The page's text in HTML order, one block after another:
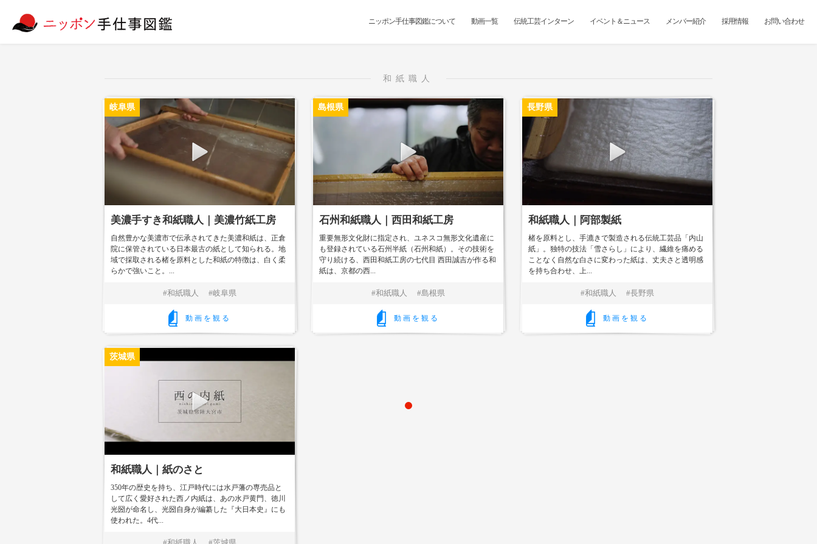
ニッポン手仕事図鑑について 動画一覧 伝統工芸インターン イベント＆ニュース メンバー紹介 採用情報 お問い合わせ
和紙職人
岐阜県
美濃手すき和紙職人｜美濃竹紙工房
自然豊かな美濃市で伝承されてきた美濃和紙は、正倉
院に保管されている日本最古の紙として知られる。地
域で採取される楮を原料とした和紙の特徴は、白く柔
らかで強いこと。...
和紙職人 岐阜県
動画を観る
島根県
石州和紙職人｜西田和紙工房
重要無形文化財に指定され、ユネスコ無形文化遺産に
も登録されている石州半紙（石州和紙）。その技術を
守り続ける、西田和紙工房の七代目 西田誠吉が作る和
紙は、京都の西...
和紙職人 島根県
動画を観る
長野県
和紙職人｜阿部製紙
楮を原料とし、手漉きで製造される伝統工芸品「内山
紙」。独特の技法「雪さらし」により、繊維を痛める
ことなく自然な白さに変わった紙は、丈夫さと透明感
を持ち合わせ、上...
和紙職人 長野県
動画を観る
茨城県
和紙職人｜紙のさと
350年の歴史を持ち、江戸時代には水戸藩の専売品と
して広く愛好された西ノ内紙は、あの水戸黄門、徳川
光圀が命名し、光圀自身が編纂した『大日本史』にも
使われた。4代...